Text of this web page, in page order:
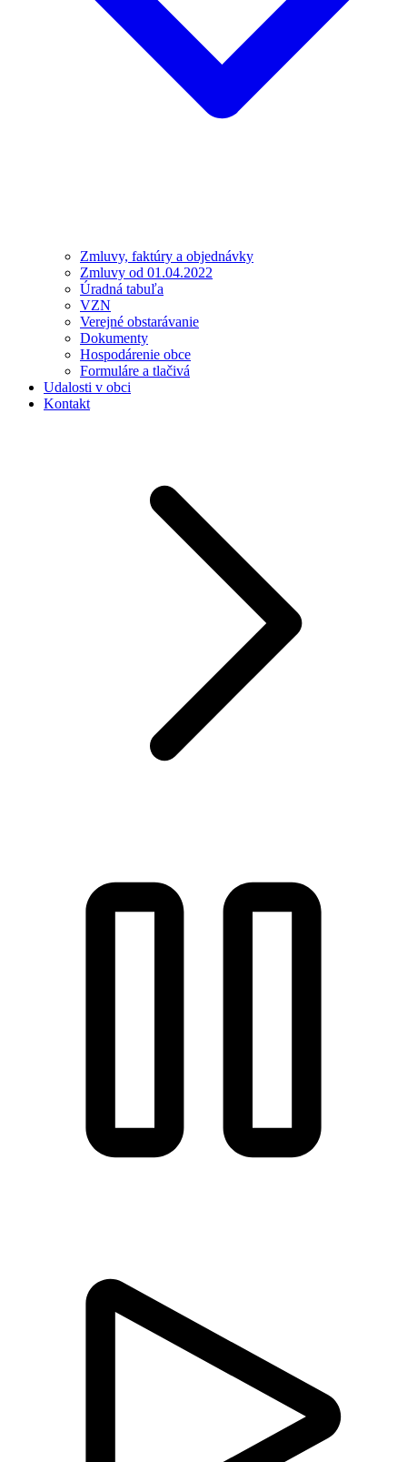
Zmluvy, faktúry a objednávky
Zmluvy od 01.04.2022
Úradná tabuľa
VZN
Verejné obstarávanie
Dokumenty
Hospodárenie obce
Formuláre a tlačivá
Udalosti v obci
Kontakt